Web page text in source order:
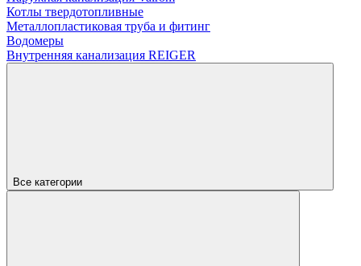
Котлы твердотопливные
Металлопластиковая труба и фитинг
Водомеры
Внутренняя канализация REIGER
Все категории